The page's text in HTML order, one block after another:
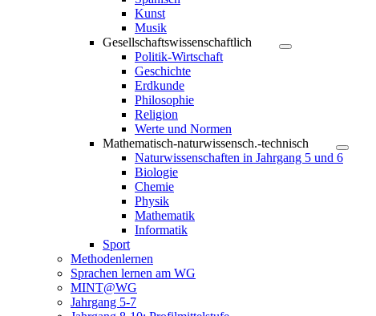
Kunst
Musik
Gesellschaftswissenschaftlich
Politik-Wirtschaft
Geschichte
Erdkunde
Philosophie
Religion
Werte und Normen
Mathematisch-naturwissensch.-technisch
Naturwissenschaften in Jahrgang 5 und 6
Biologie
Chemie
Physik
Mathematik
Informatik
Sport
Methodenlernen
Sprachen lernen am WG
MINT@WG
Jahrgang 5-7